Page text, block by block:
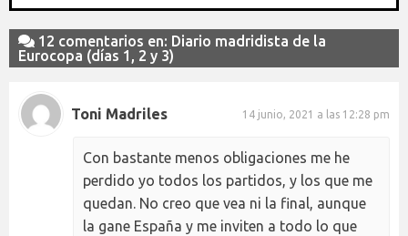
12 comentarios en: Diario madridista de la
Eurocopa (días 1, 2 y 3)
Toni Madriles 14 junio, 2021 a las 12:28 pm
Con bastante menos obligaciones me he
perdido yo todos los partidos, y los que me
quedan. No creo que vea ni la final, aunque
la gane España y me inviten a todo lo que